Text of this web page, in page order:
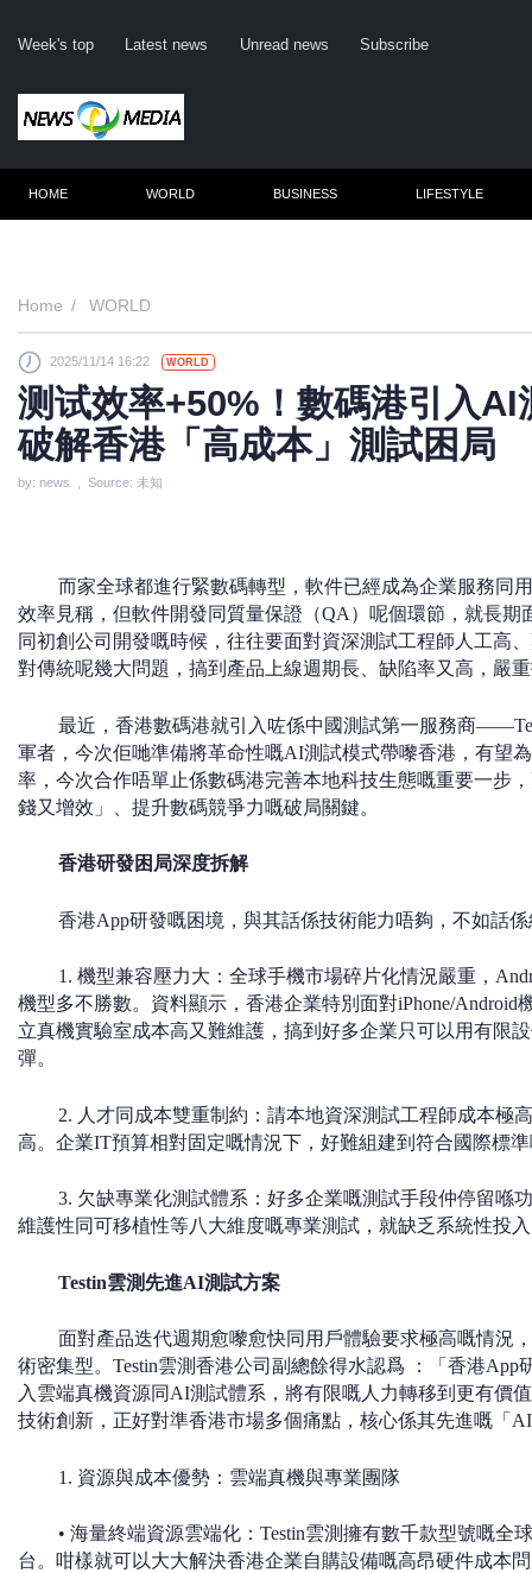
Week's top Latest news Unread news Subscribe
HOME WORLD BUSINESS LIFESTYLE
Home WORLD
2025/11/14 16:22 WORLD
测试效率+50%！數碼港引入
破解香港「高成本」測試困局
by: news , Source: 未知
而家全球都進行緊數碼轉型，軟件已經成為企業服務同
效率見稱，但軟件開發同質量保證（QA）呢個環節，就長
同初創公司開發嘅時候，往往要面對資深測試工程師人工高
對傳統呢幾大問題，搞到產品上線週期長、缺陷率又高，嚴
最近，香港數碼港就引入咗係中國測試第一服務商
軍者，今次佢哋準備將革命性嘅AI測試模式帶嚟香港，有望
率，今次合作唔單止係數碼港完善本地科技生態嘅重要一步
錢又增效」、提升數碼競爭力嘅破局關鍵。
香港研發困局深度拆解
香港App研發嘅困境，與其話係技術能力唔夠，不如話
1. 機型兼容壓力大：全球手機市場碎片化情況嚴重，
機型多不勝數。資料顯示，香港企業特別面對iPhone/
立真機實驗室成本高又難維護，搞到好多企業只可以用有限
彈。
2. 人才同成本雙重制約：請本地資深測試工程師成本極
高。企業IT預算相對固定嘅情況下，好難組建到符合國際標
3. 欠缺專業化測試體系：好多企業嘅測試手段仲停留喺
維護性同可移植性等八大維度嘅專業測試，就缺乏系統性投
Testin雲測先進AI測試方案
面對產品迭代週期愈嚟愈快同用戶體驗要求極高嘅情況
術密集型。Testin雲測香港公司副總餘得水認爲 ：「香港
入雲端真機資源同AI測試體系，將有限嘅人力轉移到更有價
技術創新，正好對準香港市場多個痛點，核心係其先進嘅「
1. 資源與成本優勢：雲端真機與專業團隊
• 海量終端資源雲端化：Testin雲測擁有數千款型號嘅全
台。咁樣就可以大大解決香港企業自購設備嘅高昂硬件成本